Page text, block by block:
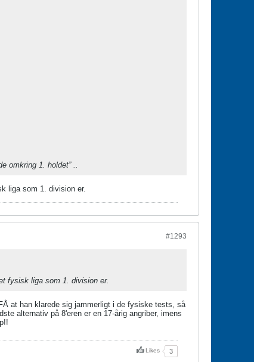
omkring 1. holdet” ..
liga som 1. division er.
#1293
fysisk liga som 1. division er.
at han klarede sig jammerligt i de fysiske tests, så
alternativ på 8'eren er en 17-årig angriber, imens
Likes 3